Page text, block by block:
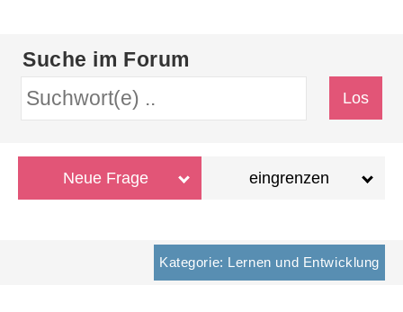
Suche im Forum
Neue Frage eingrenzen
Kategorie: Lernen und Entwicklung